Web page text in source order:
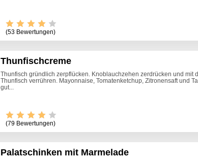
(53 Bewertungen)
Thunfischcreme
Thunfisch gründlich zerpflücken. Knoblauchzehen zerdrücken und mit
Thunfisch verrühren. Mayonnaise, Tomatenketchup, Zitronensaft und
gut...
(79 Bewertungen)
Palatschinken mit Marmelade